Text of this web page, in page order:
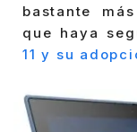
bastante
que haya
11 y su